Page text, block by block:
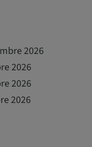
2026
2026
2026
2026